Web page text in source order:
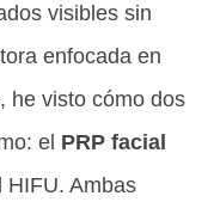
visibles sin
enfocada en
he visto cómo dos
el PRP facial
HIFU. Ambas